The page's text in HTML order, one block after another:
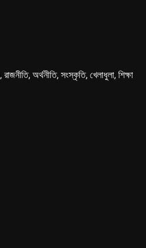
অর্থনীতি, সংস্কৃতি, খেলাধুলা, শিক্ষা